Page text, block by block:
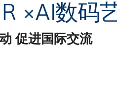
×AI数码
促进国际交流